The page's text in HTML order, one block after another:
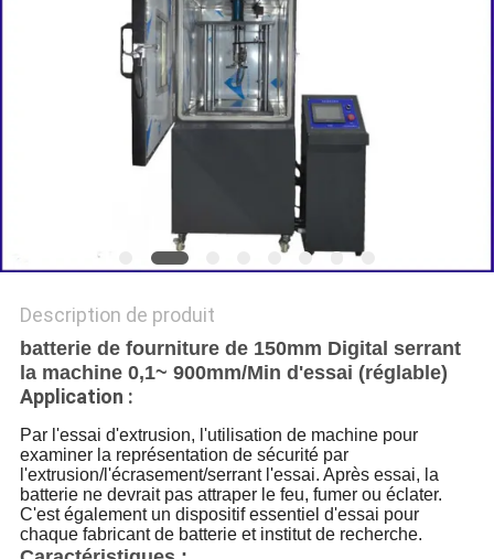
CONFIDENTIALITÉ
Description de produit
batterie de fourniture de 150mm Digital serrant
la machine 0,1~ 900mm/Min d'essai (réglable)
Application :
Par l'essai d'extrusion, l'utilisation de machine pour
examiner la représentation de sécurité par
l'extrusion/l'écrasement/serrant l'essai. Après essai, la
batterie ne devrait pas attraper le feu, fumer ou éclater.
C'est également un dispositif essentiel d'essai pour
chaque fabricant de batterie et institut de recherche.